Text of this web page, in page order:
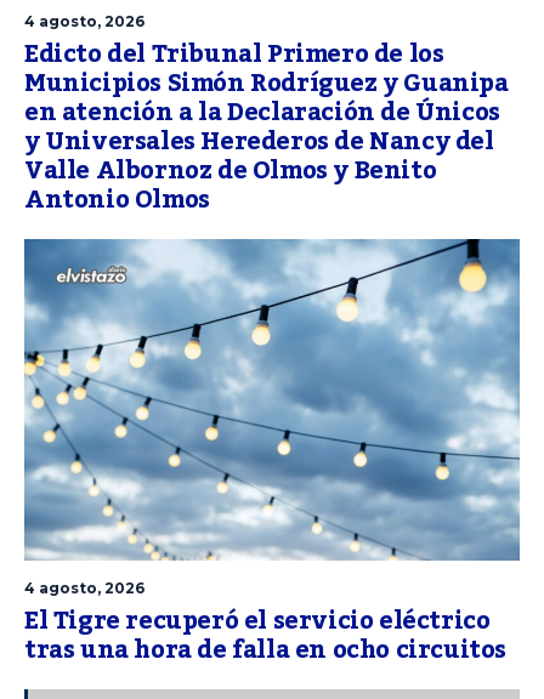
4 agosto, 2026
Edicto del Tribunal Primero de los
Municipios Simón Rodríguez y Guanipa
en atención a la Declaración de Únicos
y Universales Herederos de Nancy del
Valle Albornoz de Olmos y Benito
Antonio Olmos
4 agosto, 2026
El Tigre recuperó el servicio eléctrico
tras una hora de falla en ocho circuitos